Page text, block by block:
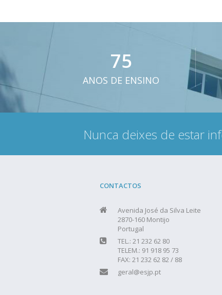
75
ANOS DE ENSINO
Nunca deixes de estar
CONTACTOS
Avenida José da Silva Leite
2870-160 Montijo
Portugal
TEL.: 21 232 62 80
TELEM.: 91 918 95 73
FAX: 21 232 62 82 / 88
geral@esjp.pt